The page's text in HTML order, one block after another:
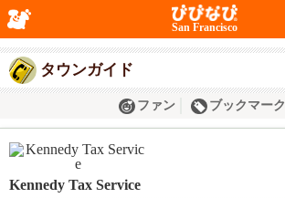
San Francisco
タウンガイド
ファン ブックマーク
Kennedy Tax Service